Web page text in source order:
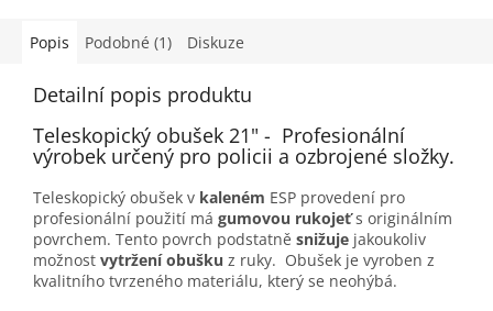
Popis Podobné (1) Diskuze
Detailní popis produktu
Teleskopický obušek 21" - Profesionální
výrobek určený pro policii a ozbrojené složky.
Teleskopický obušek v kaleném ESP provedení pro
profesionální použití má gumovou rukojeť s originálním
povrchem. Tento povrch podstatně snižuje jakoukoliv
možnost vytržení obušku z ruky. Obušek je vyroben z
kvalitního tvrzeného materiálu, který se neohýbá.